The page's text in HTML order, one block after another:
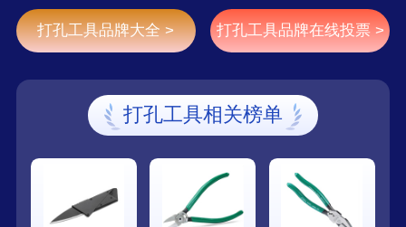
打孔工具品牌大全 > 打孔工具品牌在线投票 >
打孔工具相关榜单